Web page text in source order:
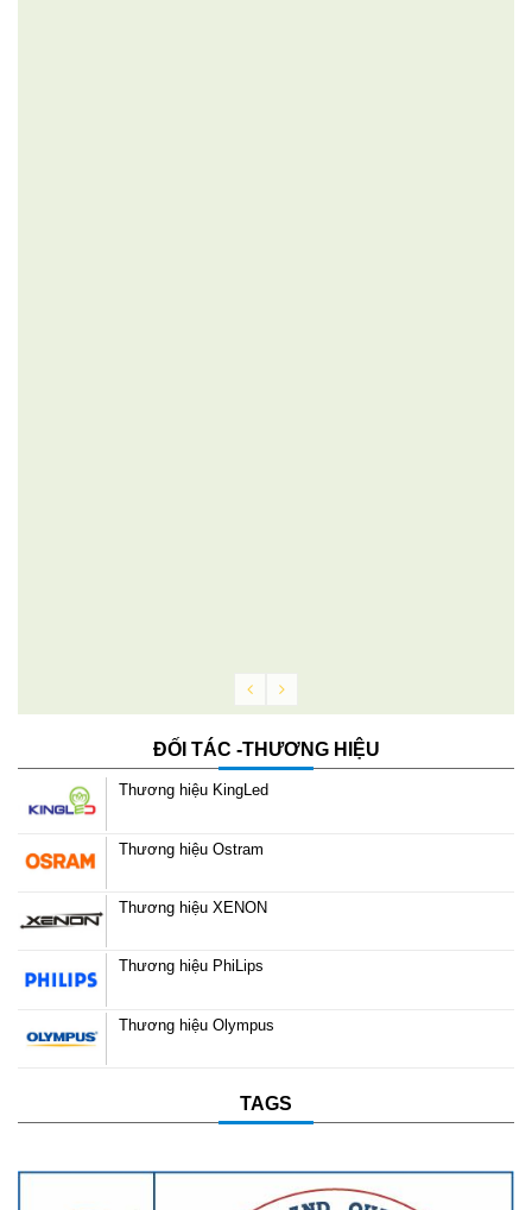
ĐỐI TÁC -THƯƠNG HIỆU
Thương hiệu KingLed
Thương hiệu Ostram
Thương hiệu XENON
Thương hiệu PhiLips
Thương hiệu Olympus
TAGS